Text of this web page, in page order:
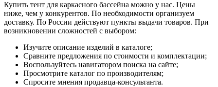
Купить тент для каркасного бассейна можно у нас. Цены
ниже, чем у конкурентов. По необходимости организуем
доставку. По России действуют пункты выдачи товаров. При
возникновении сложностей с выбором:
Изучите описание изделий в каталоге;
Сравните предложения по стоимости и комплектации;
Воспользуйтесь навигатором поиска на сайте;
Просмотрите каталог по производителям;
Спросите мнения продавца-консультанта.